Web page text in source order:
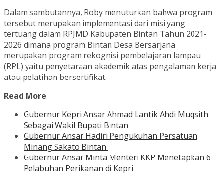
Dalam sambutannya, Roby menuturkan bahwa program
tersebut merupakan implementasi dari misi yang
tertuang dalam RPJMD Kabupaten Bintan Tahun 2021-
2026 dimana program Bintan Desa Bersarjana
merupakan program rekognisi pembelajaran lampau
(RPL) yaitu penyetaraan akademik atas pengalaman kerja
atau pelatihan bersertifikat.
Read More
Gubernur Kepri Ansar Ahmad Lantik Ahdi Muqsith
Sebagai Wakil Bupati Bintan
Gubernur Ansar Hadiri Pengukuhan Persatuan
Minang Sakato Bintan
Gubernur Ansar Minta Menteri KKP Menetapkan 6
Pelabuhan Perikanan di Kepri